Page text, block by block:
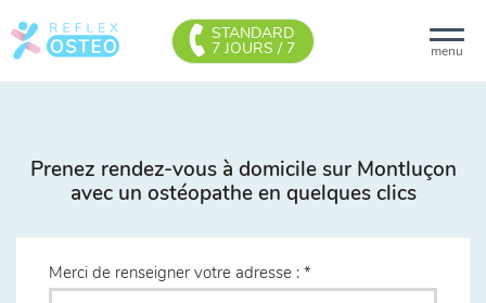
menu
STANDARD
7 JOURS / 7
Prenez rendez-vous à domicile sur Montluçon
avec un ostéopathe en quelques clics
Merci de renseigner votre adresse :